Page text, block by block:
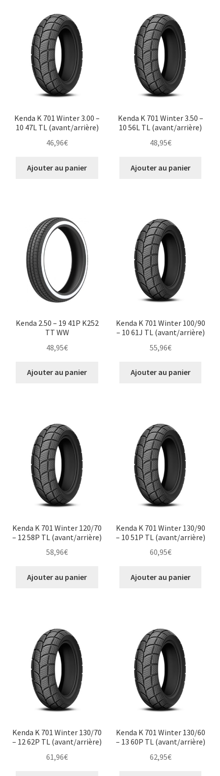
Kenda K 701 Winter 3.00 –
10 47L TL (avant/arrière)
46,96€
Ajouter au panier
Kenda K 701 Winter 3.50 –
10 56L TL (avant/arrière)
48,95€
Ajouter au panier
Kenda 2.50 – 19 41P K252
TT WW
48,95€
Ajouter au panier
Kenda K 701 Winter 100/90
– 10 61J TL (avant/arrière)
55,96€
Ajouter au panier
Kenda K 701 Winter 120/70
– 12 58P TL (avant/arrière)
58,96€
Ajouter au panier
Kenda K 701 Winter 130/90
– 10 51P TL (avant/arrière)
60,95€
Ajouter au panier
Kenda K 701 Winter 130/70
– 12 62P TL (avant/arrière)
61,96€
Kenda K 701 Winter 130/60
– 13 60P TL (avant/arrière)
62,95€